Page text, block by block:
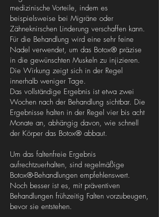
medizinische Vorteile, indem es
beispielsweise bei Migräne oder
Zähneknirschen Linderung verschaffen kann.
Für die Behandlung wird eine sehr feine
Nadel verwendet, um das Botox® präzise
in die gewünschten Muskeln zu injizieren.
Die Wirkung zeigt sich in der Regel
innerhalb weniger Tage.
Das vollständige Ergebnis ist etwa zwei
Wochen nach der Behandlung sichtbar. Die
Ergebnisse halten in der Regel vier bis acht
Monate an, abhängig davon, wie schnell
der Körper das Botox® abbaut.
Um das faltenfreie Ergebnis
aufrechtzuerhalten, sind regelmäßige
Botox®-Behandlungen empfehlenswert.
Noch besser ist es, mit präventiven
Behandlungen frühzeitig Falten vorzubeugen,
bevor sie entstehen.